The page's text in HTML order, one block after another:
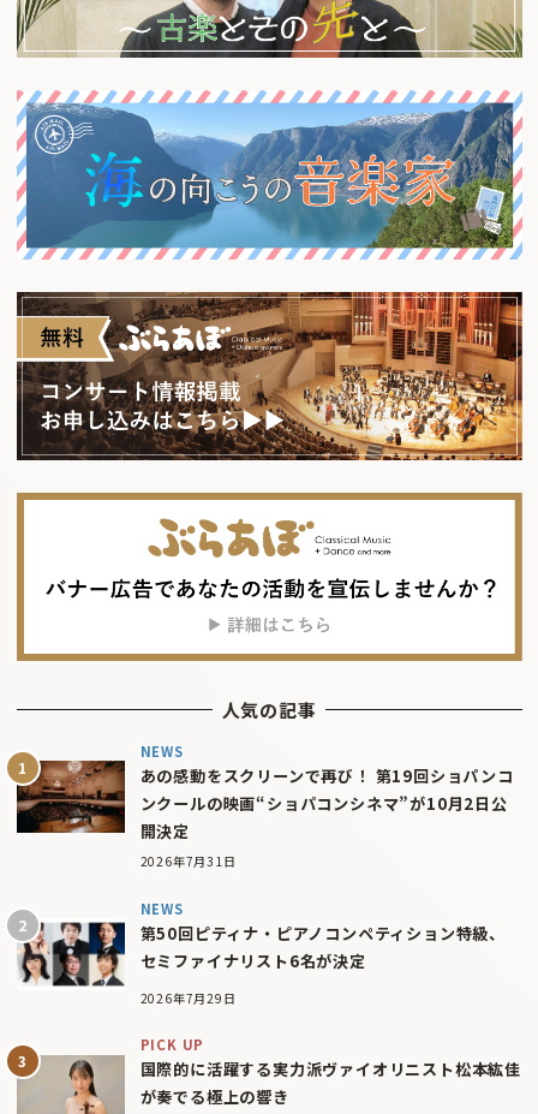
人気の記事
NEWS
あの感動をスクリーンで再び！ 第19回ショパンコ
ンクールの映画“ショパコンシネマ”が10月2日公
開決定
2026年7月31日
NEWS
第50回ピティナ・ピアノコンペティション特級、
セミファイナリスト6名が決定
2026年7月29日
PICK UP
国際的に活躍する実力派ヴァイオリニスト松本紘佳
が奏でる極上の響き